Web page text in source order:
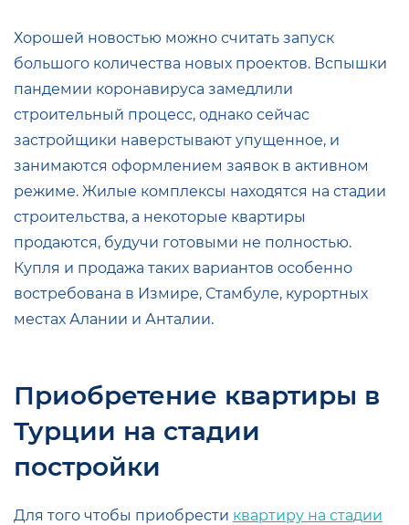
Хорошей новостью можно считать запуск
большого количества новых проектов. Вспышки
пандемии коронавируса замедлили
строительный процесс, однако сейчас
застройщики наверстывают упущенное, и
занимаются оформлением заявок в активном
режиме. Жилые комплексы находятся на стадии
строительства, а некоторые квартиры
продаются, будучи готовыми не полностью.
Купля и продажа таких вариантов особенно
востребована в Измире, Стамбуле, курортных
местах Алании и Анталии.
Приобретение квартиры в
Турции на стадии
постройки
Для того чтобы приобрести квартиру на стадии